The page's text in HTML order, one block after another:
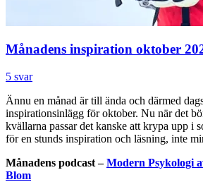
Månadens inspiration oktober
5 svar
Ännu en månad är till ända och därmed
inspirationsinlägg för oktober. Nu när det
kvällarna passar det kanske att krypa upp i
för en stunds inspiration och läsning, inte
Månadens podcast –Modern Psykologi
Blom